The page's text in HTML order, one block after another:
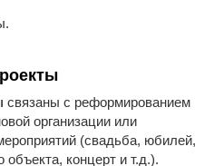
связаны с реформированием
организации или
(свадьба, юбилей,
объекта, концерт и т.д.).